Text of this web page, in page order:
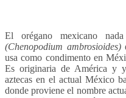
El orégano mexicano
(Chenopodium ambrosioides)
usa como condimento en
Es originaria de América y
aztecas en el actual México
donde proviene el nombre